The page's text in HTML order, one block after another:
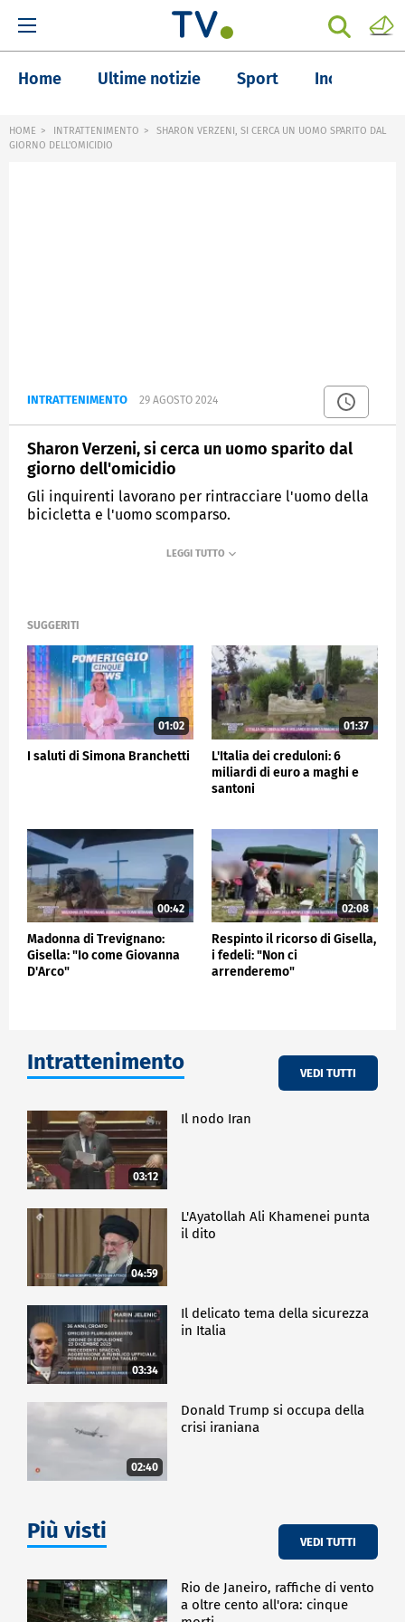
Home Ultime notizie Sport Inchieste
HOME INTRATTENIMENTO
SHARON VERZENI, SI CERCA UN UOMO SPARITO DAL
GIORNO DELL'OMICIDIO
INTRATTENIMENTO 29 AGOSTO 2024
Sharon Verzeni, si cerca un uomo sparito dal
giorno dell'omicidio
Gli inquirenti lavorano per rintracciare l'uomo della
bicicletta e l'uomo scomparso.
POMERIGGIO CINQUE NEWS
SUGGERITI
01:02
I saluti di Simona Branchetti
01:37
L'Italia dei creduloni: 6
miliardi di euro a maghi e
santoni
00:42
Madonna di Trevignano:
Gisella: "Io come Giovanna
D'Arco"
02:08
Respinto il ricorso di Gisella,
i fedeli: "Non ci
arrenderemo"
Intrattenimento VEDI TUTTI
03:12
Il nodo Iran
04:59
L'Ayatollah Ali Khamenei punta
il dito
03:34
Il delicato tema della sicurezza
in Italia
02:40
Donald Trump si occupa della
crisi iraniana
Più visti VEDI TUTTI
Rio de Janeiro, raffiche di vento
a oltre cento all'ora: cinque